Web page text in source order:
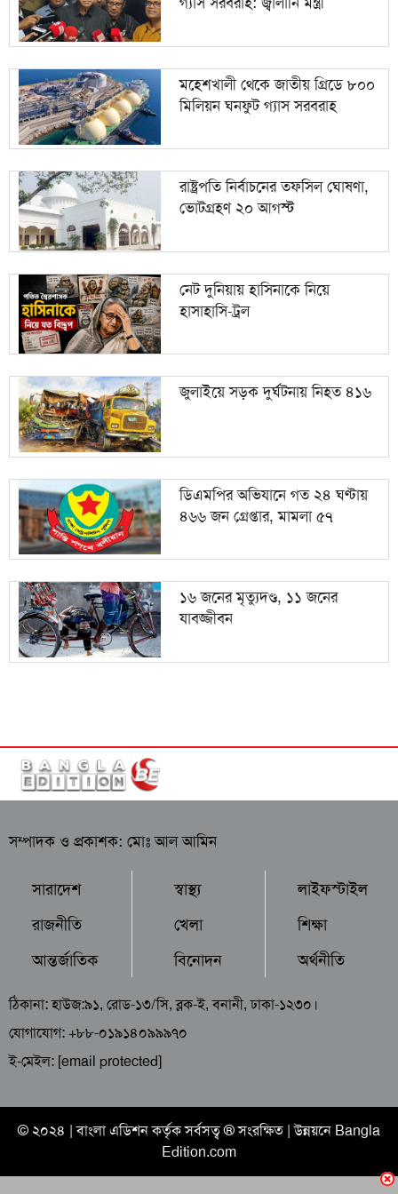
মহেশখালী থেকে জাতীয় গ্রিডে ৮০০
মিলিয়ন ঘনফুট গ্যাস সরবরাহ
রাষ্ট্রপতি নির্বাচনের তফসিল ঘোষণা,
ভোটগ্রহণ ২০ আগস্ট
নেট দুনিয়ায় হাসিনাকে নিয়ে
হাসাহাসি-ট্রল
জুলাইয়ে সড়ক দুর্ঘটনায় নিহত ৪১৬
ডিএমপির অভিযানে গত ২৪ ঘণ্টায়
৪৬৬ জন গ্রেপ্তার, মামলা ৫৭
১৬ জনের মৃত্যুদণ্ড, ১১ জনের
যাবজ্জীবন
সম্পাদক ও প্রকাশক: মোঃ আল আমিন
সারাদেশ
রাজনীতি
আন্তর্জাতিক
স্বাস্থ্য
খেলা
বিনোদন
লাইফস্টাইল
শিক্ষা
অর্থনীতি
ঠিকানা: হাউজ:৯১, রোড-১৩/সি, ব্লক-ই, বনানী, ঢাকা-১২৩০।
যোগাযোগ: +৮৮-০১৯১৪০৯৯৯৭০
ই-মেইল: [email protected]
© ২০২৪ |বাংলা এডিশনকর্তৃক সর্বসত্ব ® সংরক্ষিত | উন্নয়নে Bangla
Edition.com